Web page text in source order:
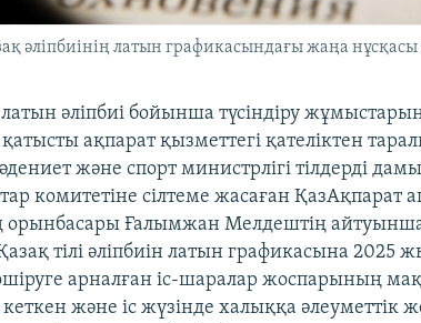
әліпбиінің латын графикасындағы жаңа
әліпбиі бойынша түсіндіру
ақпарат қызметтегі қателіктен
және спорт министрлігі тілдерді
комитетіне сілтеме жасаған ҚазАқпарат
орынбасары Ғалымжан Мелдештің
тілі әліпбиін латын графикасына 2025
арналған іс-шаралар жоспарының
және іс жүзінде халыққа әлеуметтік